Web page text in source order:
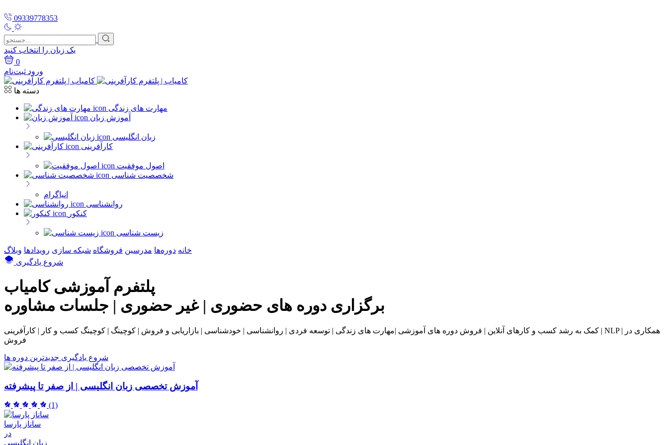
09339778353
یک زبان را انتخاب کنید
0
ورود ثبت‌نام
دسته ها
مهارت های زندگی
آموزش زبان
زبان انگلیسی
کارآفرینی
اصول موفقیت
شخصصیت شناسی
انیاگرام
روانشناسی
کنکور
زیست شناسی
خانه دوره‌ها مدرسین فروشگاه شبکه سازی رویداد‌ها وبلاگ
شروع یادگیری
پلتفرم آموزشی کامیاب
برگزاری دوره های حضوری | غیر حضوری | جلسات مشاوره
کمک به رشد کسب و کارهای آنلاین | فروش دوره های آموزشی |مهارت های زندگی | توسعه فردی | روانشناسی | خودشناسی | بازاریابی و فروش | کوچینگ | کوچینگ کسب و کار | کارآفرینی | NLP | همکاری در
فروش
شروع یادگیری جدیدترین دوره ها
آموزش تخصصی زبان انگلیسی | از صفر تا پیشرفته
(1)
ساناز پارسا
در
زبان انگلیسی